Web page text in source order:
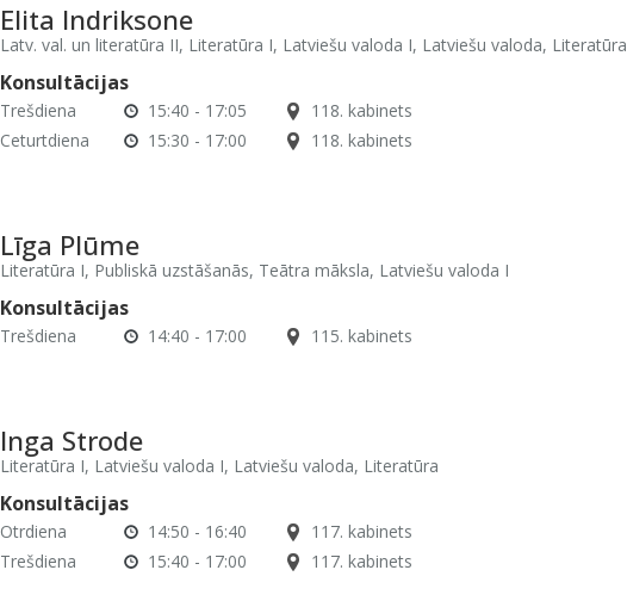
Elita Indriksone
Latv. val. un literatūra II, Literatūra I, Latviešu valoda I, Latviešu valoda, Literatūra
Konsultācijas
Trešdiena 15:40 - 17:05
118. kabinets
Ceturtdiena
15:30 - 17:00 118. kabinets
Līga Plūme
Literatūra I, Publiskā uzstāšanās, Teātra māksla, Latviešu valoda I
Konsultācijas
Trešdiena 14:40 - 17:00 115. kabinets
Inga Strode
Literatūra I, Latviešu valoda I, Latviešu valoda, Literatūra
Konsultācijas
Otrdiena 14:50 - 16:40
117. kabinets
Trešdiena
15:40 - 17:00 117. kabinets